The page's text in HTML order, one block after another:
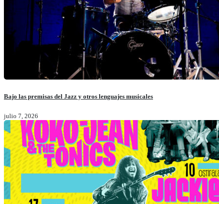
Bajo las premisas del Jazz y otros lenguajes musicales
julio 7, 2026